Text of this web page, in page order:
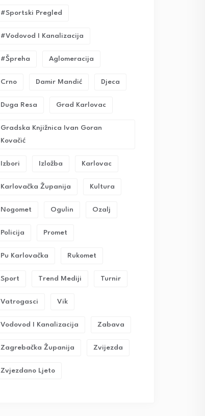
#sportski Pregled
#vodovod I Kanalizacija
#Špreha Aglomeracija
Crno Damir Mandić Djeca
Duga Resa Grad Karlovac
Gradska Knjižnica Ivan Goran
Kovačić
Izbori Izložba Karlovac
Karlovačka Županija Kultura
Nogomet Ogulin Ozalj
Policija Promet
Pu Karlovačka Rukomet
Sport Trend Mediji Turnir
Vatrogasci Vik
Vodovod I Kanalizacija Zabava
Zagrebačka Županija Zvijezda
Zvjezdano Ljeto